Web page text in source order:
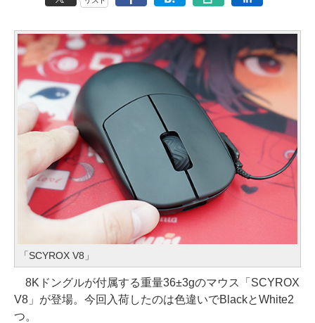
「SCYROX V8」
8Kドングルが付属する重量36±3gのマウス「SCYROX
V8」が登場。今回入荷したのは色違いでBlackとWhite2
つ。